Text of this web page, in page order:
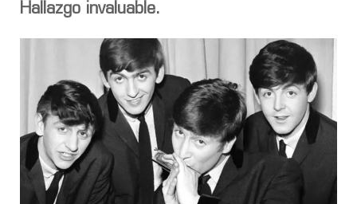
Hallazgo invaluable.